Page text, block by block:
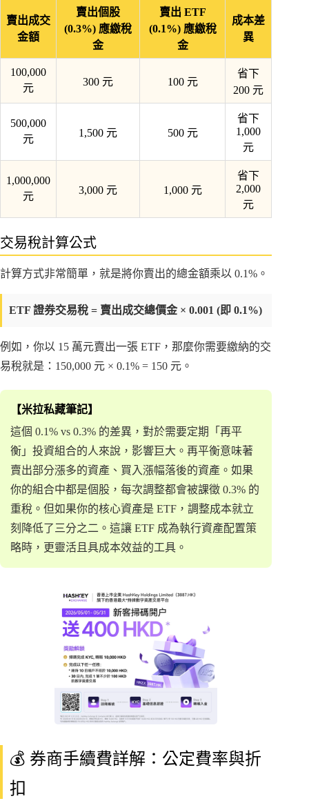
賣出成交
金額
賣出個股
(0.3%) 應繳稅
金
賣出 ETF
(0.1%) 應繳稅
金
成本差
異
100,000
元
300 元 100 元
省下
200 元
500,000
元
1,500 元 500 元
省下
1,000
元
1,000,000
元
3,000 元 1,000 元
省下
2,000
元
交易稅計算公式
計算方式非常簡單，就是將你賣出的總金額乘以 0.1%。
ETF 證券交易稅 = 賣出成交總價金 × 0.001 (即 0.1%)
例如，你以 15 萬元賣出一張 ETF，那麼你需要繳納的交
易稅就是：150,000 元 × 0.1% = 150 元。
【米拉私藏筆記】
這個 0.1% vs 0.3% 的差異，對於需要定期「再平
衡」投資組合的人來說，影響巨大。再平衡意味著
賣出部分漲多的資產、買入漲幅落後的資產。如果
你的組合中都是個股，每次調整都會被課徵 0.3% 的
重稅。但如果你的核心資產是 ETF，調整成本就立
刻降低了三分之二。這讓 ETF 成為執行資產配置策
略時，更靈活且具成本效益的工具。
💰 券商手續費詳解：公定費率與折
扣